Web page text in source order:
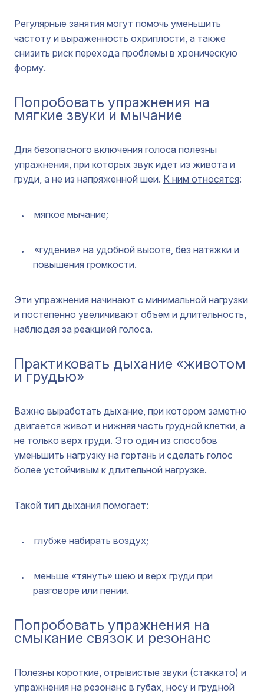
Регулярные занятия могут помочь уменьшить
частоту и выраженность охриплости, а также
снизить риск перехода проблемы в хроническую
форму.
Попробовать упражнения на
мягкие звуки и мычание
Для безопасного включения голоса полезны
упражнения, при которых звук идет из живота и
груди, а не из напряженной шеи. К ним относятся:
мягкое мычание;
«гудение» на удобной высоте, без натяжки и
повышения громкости.
Эти упражнения начинают с минимальной нагрузки
и постепенно увеличивают объем и длительность,
наблюдая за реакцией голоса.
Практиковать дыхание «животом
и грудью»
Важно выработать дыхание, при котором заметно
двигается живот и нижняя часть грудной клетки, а
не только верх груди. Это один из способов
уменьшить нагрузку на гортань и сделать голос
более устойчивым к длительной нагрузке.
Такой тип дыхания помогает:
глубже набирать воздух;
меньше «тянуть» шею и верх груди при
разговоре или пении.
Попробовать упражнения на
смыкание связок и резонанс
Полезны короткие, отрывистые звуки (стаккато) и
упражнения на резонанс в губах, носу и грудной